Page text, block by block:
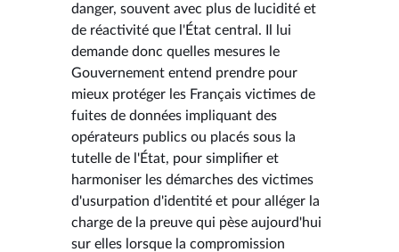
danger, souvent avec plus de lucidité et
de réactivité que l'État central. Il lui
demande donc quelles mesures le
Gouvernement entend prendre pour
mieux protéger les Français victimes de
fuites de données impliquant des
opérateurs publics ou placés sous la
tutelle de l'État, pour simplifier et
harmoniser les démarches des victimes
d'usurpation d'identité et pour alléger la
charge de la preuve qui pèse aujourd'hui
sur elles lorsque la compromission